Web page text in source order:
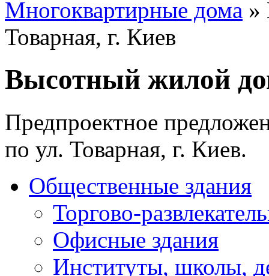
Многоквартирные дома »
Товарная, г. Киев
Высотный жилой
Предпроектное
по ул. Товарная, г. Киев.
Общественные здания
Торгово-
Офисные здания
Институты, школы,